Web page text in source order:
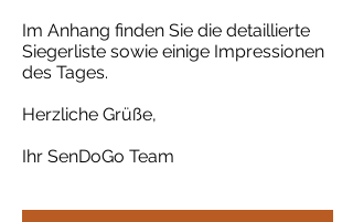
Im Anhang finden Sie die detaillierte
Siegerliste sowie einige Impressionen
des Tages.
Herzliche Grüße,
Ihr SenDoGo Team